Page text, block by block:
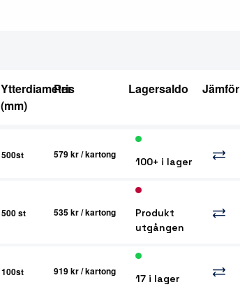
Ytterdiameter
(mm)
Pris Lagersaldo Jämför
500st 579 kr/ kartong
100+ i lager
500 st 535 kr/ kartong
Produkt
utgången
100st 919 kr/ kartong
17 i lager